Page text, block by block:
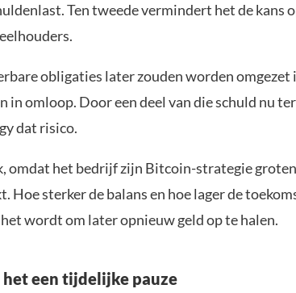
Ten tweede vermindert het de kans
obligaties later zouden worden omgezet
in omloop. Door een deel van die schuld nu
dat risico.
omdat het bedrijf zijn Bitcoin-strategie
Hoe sterker de balans en hoe lager de
wordt om later opnieuw geld op te halen.
een tijdelijke pauze